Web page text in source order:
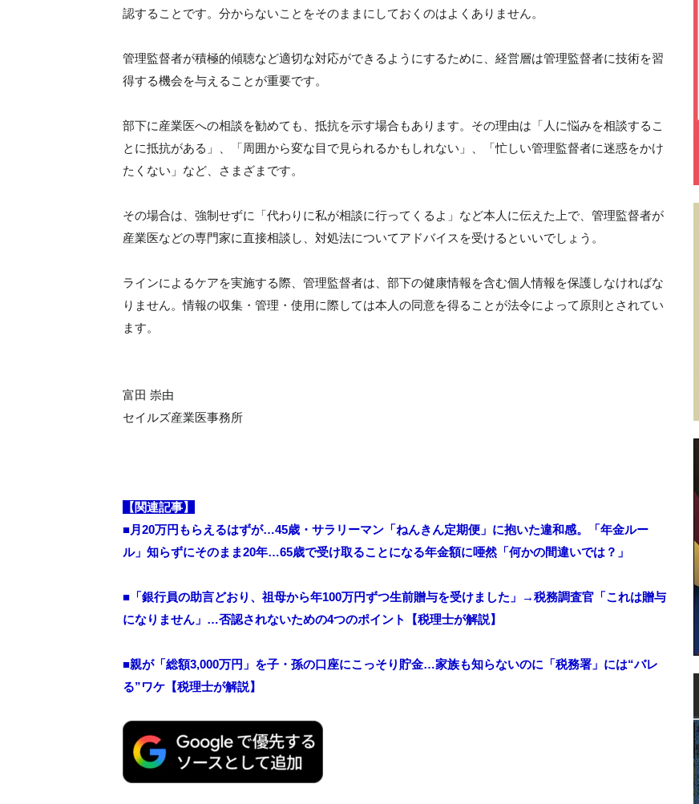
認することです。分からないことをそのままにしておくのはよくありません。
管理監督者が積極的傾聴など適切な対応ができるようにするために、経営層は管理監督者に技術を習
得する機会を与えることが重要です。
部下に産業医への相談を勧めても、抵抗を示す場合もあります。その理由は「人に悩みを相談するこ
とに抵抗がある」、「周囲から変な目で見られるかもしれない」、「忙しい管理監督者に迷惑をかけ
たくない」など、さまざまです。
その場合は、強制せずに「代わりに私が相談に行ってくるよ」など本人に伝えた上で、管理監督者が
産業医などの専門家に直接相談し、対処法についてアドバイスを受けるといいでしょう。
ラインによるケアを実施する際、管理監督者は、部下の健康情報を含む個人情報を保護しなければな
りません。情報の収集・管理・使用に際しては本人の同意を得ることが法令によって原則とされてい
ます。
富田 崇由
セイルズ産業医事務所
【関連記事】
■月20万円もらえるはずが…45歳・サラリーマン「ねんきん定期便」に抱いた違和感。「年金ルー
ル」知らずにそのまま20年…65歳で受け取ることになる年金額に唖然「何かの間違いでは？」
■ 「銀行員の助言どおり、祖母から年100万円ずつ生前贈与を受けました」→税務調査官「これは贈与
になりません」…否認されないための4つのポイント【税理士が解説】
■親が「総額3,000万円」を子・孫の口座にこっそり貯金…家族も知らないのに「税務署」には“バレ
る”ワケ【税理士が解説】